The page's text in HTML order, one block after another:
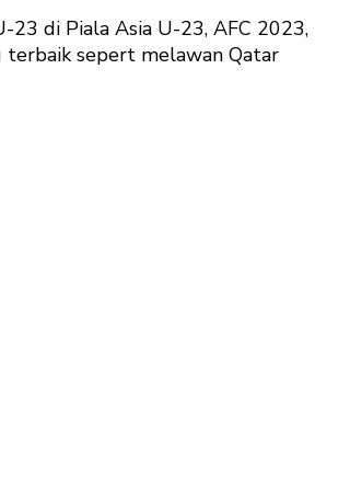
23 di Piala Asia U-23, AFC 2023,
terbaik sepert melawan Qatar